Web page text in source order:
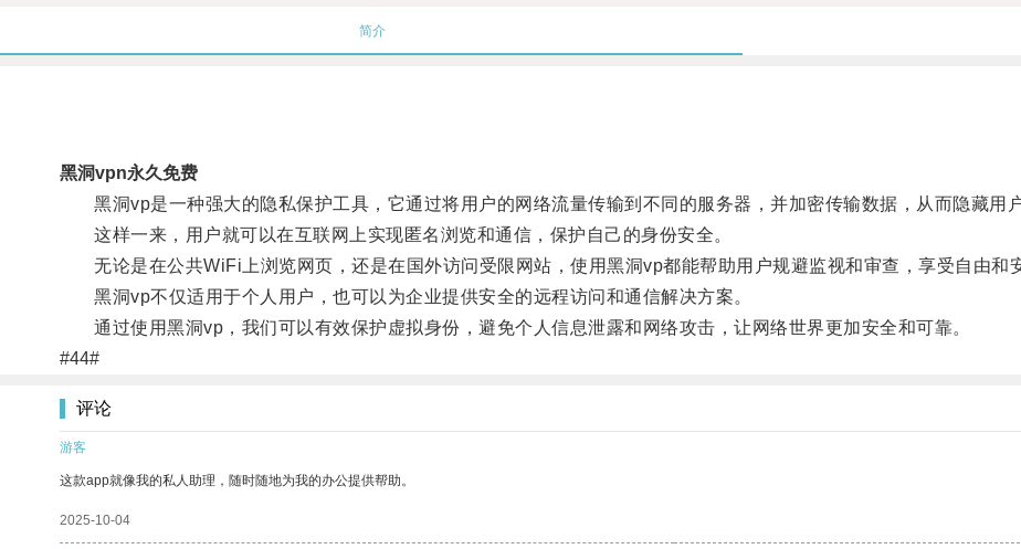
简介
黑洞vpn永久免费
黑洞vp是一种强大的隐私保护工具，它通过将用户的网络流量传输到不同的服务器，并加密传输数据，从而隐藏用
这样一来，用户就可以在互联网上实现匿名浏览和通信，保护自己的身份安全。
无论是在公共WiFi上浏览网页，还是在国外访问受限网站，使用黑洞vp都能帮助用户规避监视和审查，享受自由和
黑洞vp不仅适用于个人用户，也可以为企业提供安全的远程访问和通信解决方案。
通过使用黑洞vp，我们可以有效保护虚拟身份，避免个人信息泄露和网络攻击，让网络世界更加安全和可靠。
#44#
评论
游客
这款app就像我的私人助理，随时随地为我的办公提供帮助。
2025-10-04